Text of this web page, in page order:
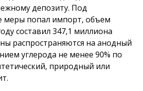
депозиту. Под
меры попал импорт, объем
составил 347,1 миллиона
распространяются на анодный
углерода не менее 90% по
природный или